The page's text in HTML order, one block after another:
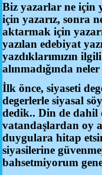
Biz yazarlar ne için
için yazarız, sonra
aktarmak için
yazılan edebiyat
yazdıklarımızın
alınmadığında
İlk önce, siyaseti
degerlerle siyasal
dedik.. Din de dahil
vatandaşlardan oy
duygulara hitap
siyasilerine
bahsetmiyorum